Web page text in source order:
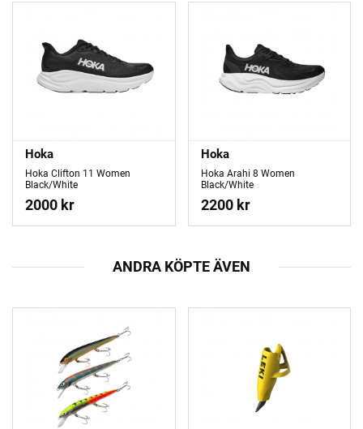
Hoka
Hoka Clifton 11 Women
Black/White
2000 kr
Hoka
Hoka Arahi 8 Women
Black/White
2200 kr
ANDRA KÖPTE ÄVEN